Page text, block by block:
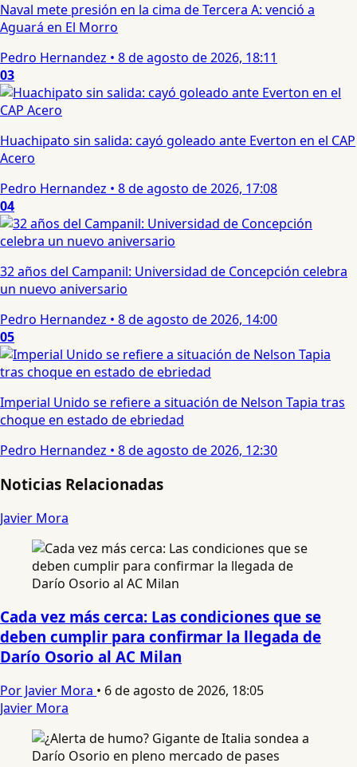
Naval mete presión en la cima de Tercera A: venció a
Aguará en El Morro
Pedro Hernandez • 8 de agosto de 2026, 18:11
03
Huachipato sin salida: cayó goleado ante Everton en el CAP
Acero
Pedro Hernandez • 8 de agosto de 2026, 17:08
04
32 años del Campanil: Universidad de Concepción celebra
un nuevo aniversario
Pedro Hernandez • 8 de agosto de 2026, 14:00
05
Imperial Unido se refiere a situación de Nelson Tapia tras
choque en estado de ebriedad
Pedro Hernandez • 8 de agosto de 2026, 12:30
Noticias Relacionadas
Javier Mora
Cada vez más cerca: Las condiciones que se
deben cumplir para confirmar la llegada de
Darío Osorio al AC Milan
Por Javier Mora • 6 de agosto de 2026, 18:05
Javier Mora